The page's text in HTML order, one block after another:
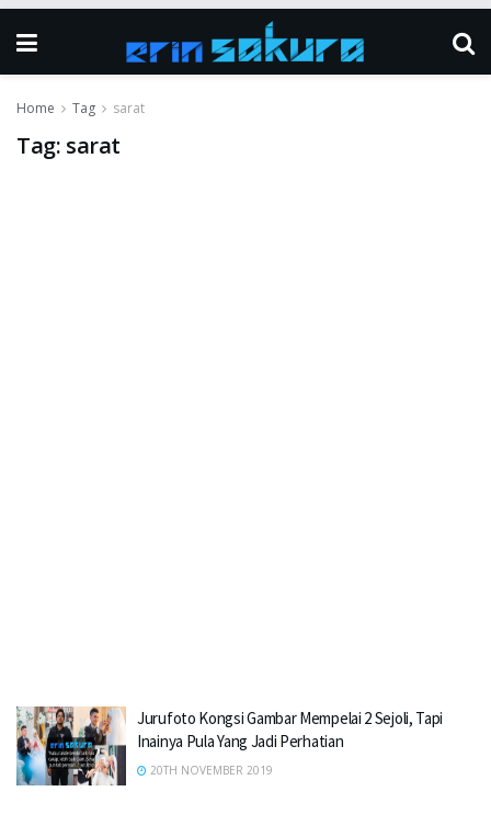
Home Tag sarat
Tag: sarat
Jurufoto Kongsi Gambar Mempelai 2 Sejoli, Tapi
Inainya Pula Yang Jadi Perhatian
20TH NOVEMBER 2019